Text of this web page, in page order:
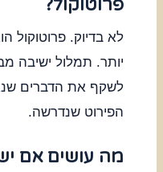
פרוטוקול?
לא בדיוק. פרוטוקול
יותר. תמלול ישיבה
לשקף את הדברים
הפירוט שנדרשה.
מה עושים אם